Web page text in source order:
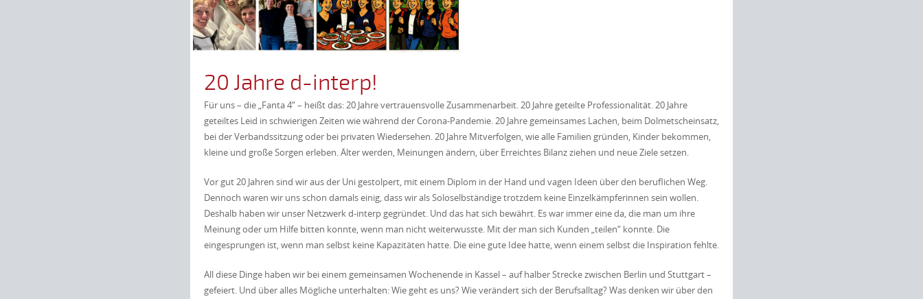
20 Jahre d-interp!
Für uns – die „Fanta 4“ – heißt das: 20 Jahre vertrauensvolle Zusammenarbeit. 20 Jahre geteilte Professionalität. 20 Jahre
geteiltes Leid in schwierigen Zeiten wie während der Corona-Pandemie. 20 Jahre gemeinsames Lachen, beim Dolmetscheinsatz,
bei der Verbandssitzung oder bei privaten Wiedersehen. 20 Jahre Mitverfolgen, wie alle Familien gründen, Kinder bekommen,
kleine und große Sorgen erleben. Älter werden, Meinungen ändern, über Erreichtes Bilanz ziehen und neue Ziele setzen.
Vor gut 20 Jahren sind wir aus der Uni gestolpert, mit einem Diplom in der Hand und vagen Ideen über den beruflichen Weg.
Dennoch waren wir uns schon damals einig, dass wir als Soloselbständige trotzdem keine Einzelkämpferinnen sein wollen.
Deshalb haben wir unser Netzwerk d-interp gegründet. Und das hat sich bewährt. Es war immer eine da, die man um ihre
Meinung oder um Hilfe bitten konnte, wenn man nicht weiterwusste. Mit der man sich Kunden „teilen“ konnte. Die
eingesprungen ist, wenn man selbst keine Kapazitäten hatte. Die eine gute Idee hatte, wenn einem selbst die Inspiration fehlte.
All diese Dinge haben wir bei einem gemeinsamen Wochenende in Kassel – auf halber Strecke zwischen Berlin und Stuttgart –
gefeiert. Und über alles Mögliche unterhalten: Wie geht es uns? Wie verändert sich der Berufsalltag? Was denken wir über den